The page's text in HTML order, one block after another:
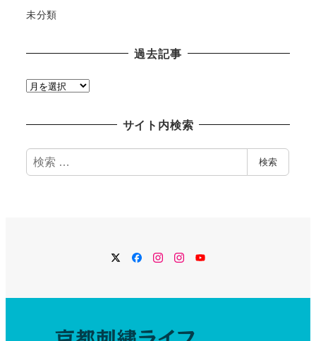
未分類
過去記事
過
サイト内検索
検
索
検索
TwitterFacebook
Instagram
Instagram
YouTube